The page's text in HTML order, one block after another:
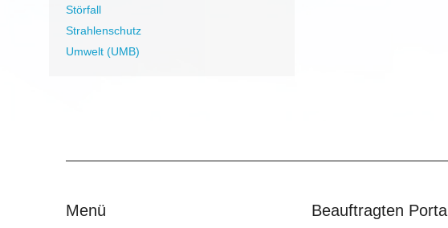
Störfall
Strahlenschutz
Umwelt (UMB)
Menü Beauftragten Portal